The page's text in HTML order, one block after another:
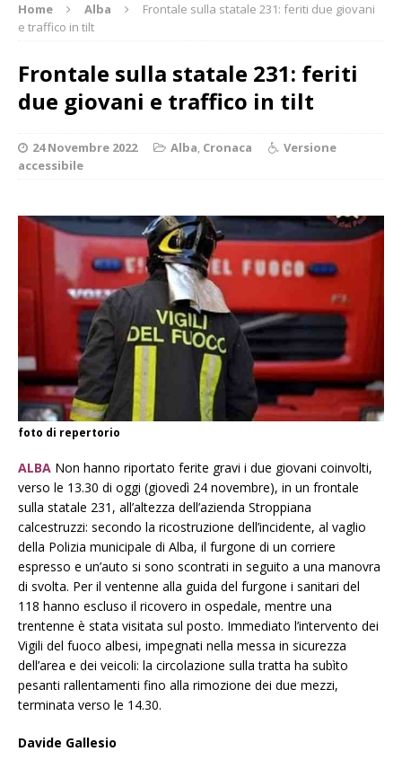
Home Alba
Frontale sulla statale 231: feriti due giovani
e traffico in tilt
Frontale sulla statale 231: feriti
due giovani e traffico in tilt
24 Novembre 2022 Alba, Cronaca
Versione
accessibile
foto di repertorio
ALBA Non hanno riportato ferite gravi i due giovani coinvolti,
verso le 13.30 di oggi (giovedì 24 novembre), in un frontale
sulla statale 231, all’altezza dell’azienda Stroppiana
calcestruzzi: secondo la ricostruzione dell’incidente, al vaglio
della Polizia municipale di Alba, il furgone di un corriere
espresso e un’auto si sono scontrati in seguito a una manovra
di svolta. Per il ventenne alla guida del furgone i sanitari del
118 hanno escluso il ricovero in ospedale, mentre una
trentenne è stata visitata sul posto. Immediato l’intervento dei
Vigili del fuoco albesi, impegnati nella messa in sicurezza
dell’area e dei veicoli: la circolazione sulla tratta ha subìto
pesanti rallentamenti fino alla rimozione dei due mezzi,
terminata verso le 14.30.
Davide Gallesio